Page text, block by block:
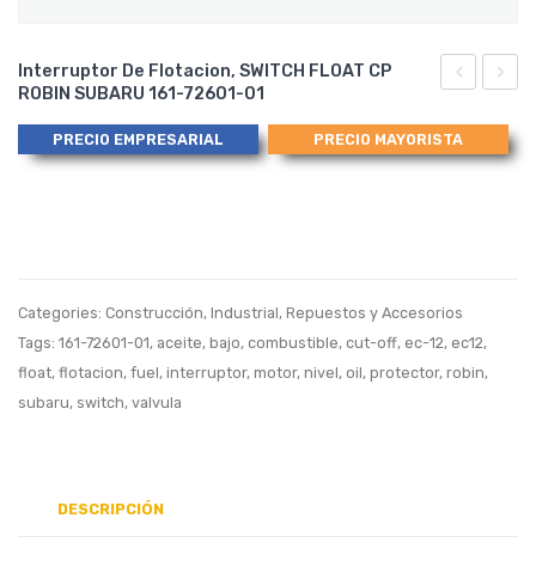
de
Aceite
Rand
22402366
Interruptor De Flotacion, SWITCH FLOAT CP
ROBIN SUBARU 161-72601-01
PRECIO EMPRESARIAL PRECIO MAYORISTA
Categories: Construcción, Industrial, Repuestos y Accesorios
Tags: 161-72601-01, aceite, bajo, combustible, cut-off, ec-12, ec12,
float, flotacion, fuel, interruptor, motor, nivel, oil, protector, robin,
subaru, switch, valvula
DESCRIPCIÓN